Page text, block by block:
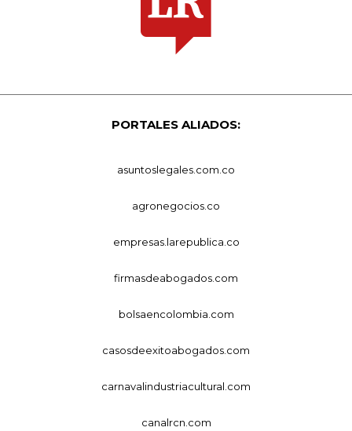
PORTALES ALIADOS:
asuntoslegales.com.co
agronegocios.co
empresas.larepublica.co
firmasdeabogados.com
bolsaencolombia.com
casosdeexitoabogados.com
carnavalindustriacultural.com
canalrcn.com